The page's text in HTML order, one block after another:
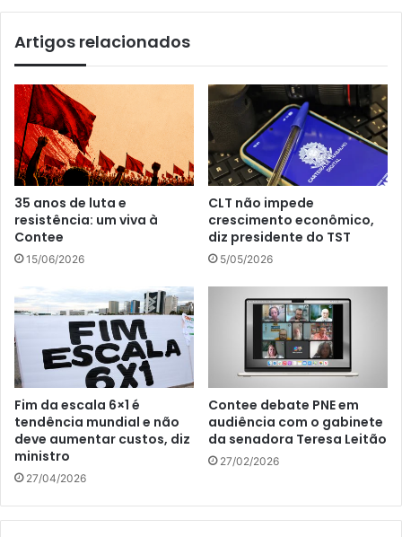
Artigos relacionados
35 anos de luta e
resistência: um viva à
Contee
15/06/2026
CLT não impede
crescimento econômico,
diz presidente do TST
5/05/2026
Fim da escala 6×1 é
tendência mundial e não
deve aumentar custos, diz
ministro
27/04/2026
Contee debate PNE em
audiência com o gabinete
da senadora Teresa Leitão
27/02/2026